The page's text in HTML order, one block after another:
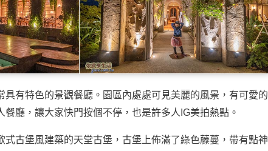
具有特色的景觀餐廳。園區內處處可見美麗的風景，有可愛的
餐廳，讓大家快門按個不停，也是許多人IG美拍熱點。
式古堡風建築的天堂古堡，古堡上佈滿了綠色藤蔓，帶有點神